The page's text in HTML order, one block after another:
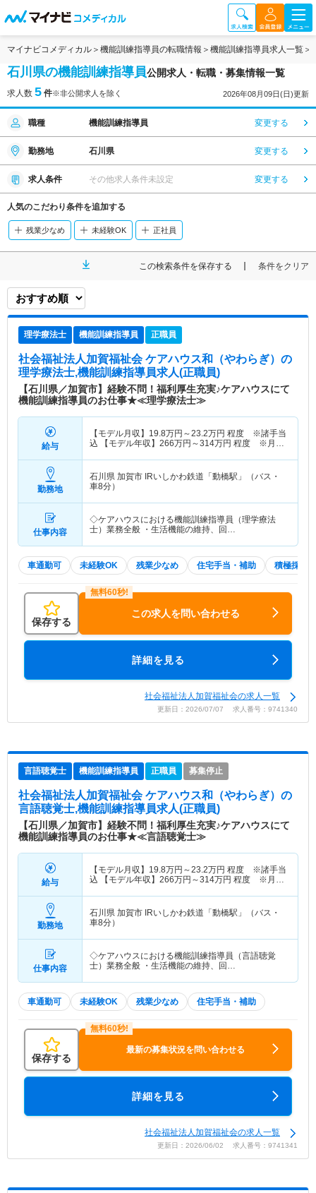
マイナビコメディカル 機能訓練指導員の転職情報 機能訓練指導員求人一覧
石川県の機能訓練指導員公開求人・転職・募集情報一覧
求人数 5 件※非公開求人を除く 2026年08月09日(日)更新
職種 機能訓練指導員 変更する
勤務地 石川県 変更する
求人条件 その他求人条件未設定 変更する
人気のこだわり条件を追加する
残業少なめ 未経験OK 正社員
この検索条件を保存する 条件をクリア
理学療法士 機能訓練指導員 正職員
社会福祉法人加賀福祉会 ケアハウス和（やわらぎ） の
理学療法士,機能訓練指導員求人(正職員)
【石川県／加賀市】経験不問！福利厚生充実♪ケアハウスにて
機能訓練指導員のお仕事★≪理学療法士≫
給与
【モデル月収】 19.8万円～23.2万円 程度 ※諸手当
込 【モデル年収】 266万円～314万円 程度 ※月収
勤務地
石川県 加賀市 IRいしかわ鉄道「動橋駅」（バス・
車8分）
仕事内容
◇ケアハウスにおける機能訓練指導員（理学療法
士）業務全般 ・生活機能の維持、回…
車通勤可 未経験OK 残業少なめ 住宅手当・補助 積極採用中
保存する
この求人を問い合わせる
詳細を見る
社会福祉法人加賀福祉会の求人一覧
更新日：2026/07/07 求人番号：9741340
言語聴覚士 機能訓練指導員 正職員 募集停止
社会福祉法人加賀福祉会 ケアハウス和（やわらぎ） の
言語聴覚士,機能訓練指導員求人(正職員)
【石川県／加賀市】経験不問！福利厚生充実♪ケアハウスにて
機能訓練指導員のお仕事★≪言語聴覚士≫
給与
【モデル月収】 19.8万円～23.2万円 程度 ※諸手当
込 【モデル年収】 266万円～314万円 程度 ※月収
勤務地
石川県 加賀市 IRいしかわ鉄道「動橋駅」（バス・
車8分）
仕事内容
◇ケアハウスにおける機能訓練指導員（言語聴覚
士）業務全般 ・生活機能の維持、回…
車通勤可 未経験OK 残業少なめ 住宅手当・補助
保存する
最新の募集状況を問い合わせる
詳細を見る
社会福祉法人加賀福祉会の求人一覧
更新日：2026/06/02 求人番号：9741341